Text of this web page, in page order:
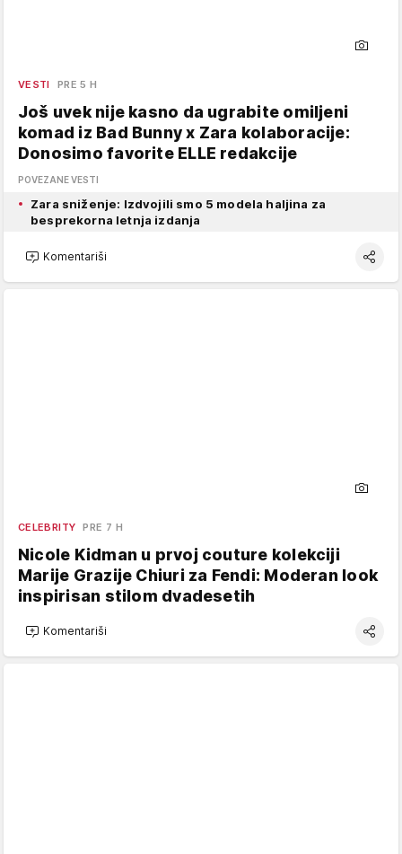
VESTI PRE 5 H
Još uvek nije kasno da ugrabite omiljeni
komad iz Bad Bunny x Zara kolaboracije:
Donosimo favorite ELLE redakcije
POVEZANE VESTI
Zara sniženje: Izdvojili smo 5 modela haljina za
besprekorna letnja izdanja
Komentariši
CELEBRITY PRE 7 H
Nicole Kidman u prvoj couture kolekciji
Marije Grazije Chiuri za Fendi: Moderan look
inspirisan stilom dvadesetih
Komentariši